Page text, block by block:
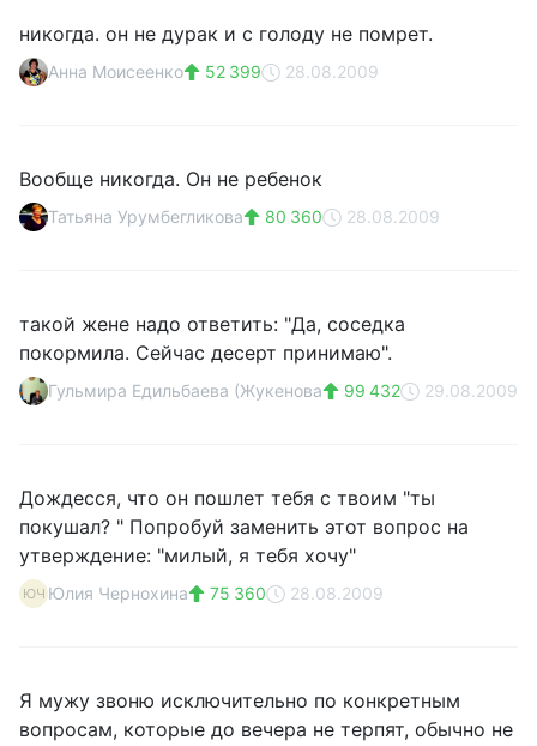
никогда. он не дурак и с голоду не помрет.
Анна Моисеенко 52 399 28.08.2009
Вообще никогда. Он не ребенок
Татьяна Урумбегликова 80 360 28.08.2009
такой жене надо ответить: "Да, соседка
покормила. Сейчас десерт принимаю".
Гульмира Едильбаева (Жукенова 99 432 29.08.2009
Дождесся, что он пошлет тебя с твоим "ты
покушал? " Попробуй заменить этот вопрос на
утверждение: "милый, я тебя хочу"
ЮЧ Юлия Чернохина 75 360 28.08.2009
Я мужу звоню исключительно по конкретным
вопросам, которые до вечера не терпят, обычно не